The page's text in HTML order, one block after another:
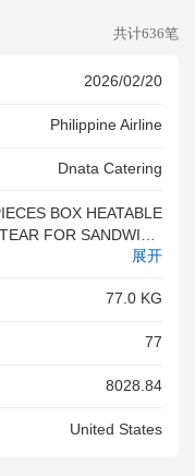
共计636笔
2026/02/20
Philippine Airline
Dnata Catering
BOX HEATABLE
FOR SANDWICH
(INBOUND)
展开
77.0 KG
77
8028.84
United States